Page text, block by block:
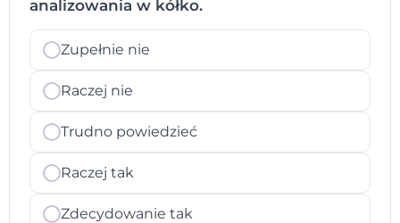
analizowania w kółko.
Zupełnie nie
Raczej nie
Trudno powiedzieć
Raczej tak
Zdecydowanie tak